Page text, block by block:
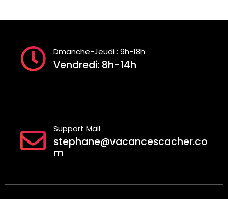
Dmanche-Jeudi : 9h-18h
Vendredi: 8h-14h
Support Mail
stephane@vacancescacher.co
m